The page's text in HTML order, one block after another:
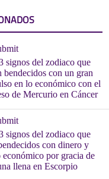
signos del zodiaco que
bendecidos con un gran
en lo económico con el
de Mercurio en Cáncer
signos del zodiaco que
con dinero y
económico por gracia de
llena en Escorpio